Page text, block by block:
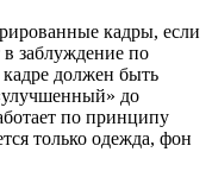
кадры, если
заблуждение по
должен быть
до
по принципу
только одежда, фон